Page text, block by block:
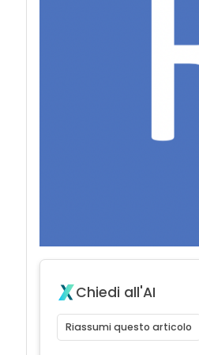
Chiedi all'AI
Riassumi questo articolo